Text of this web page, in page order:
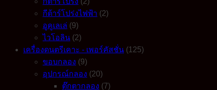
กีต้าร์โปร่งไฟฟ้า (2)
อูคูเลเล่ (9)
ไวโอลิน (2)
เครื่องดนตรีเคาะ - เพอร์คัสชั่น (125)
ขอบกลอง (9)
อุปกรณ์กลอง (20)
ตุ๊กตากลอง (7)